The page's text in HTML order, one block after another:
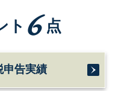
ト 6 点
申告実績